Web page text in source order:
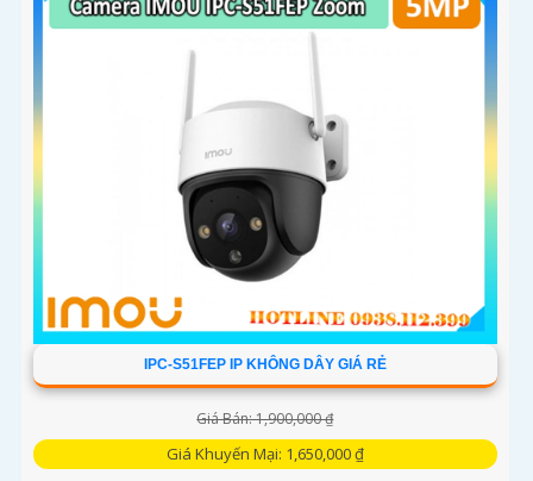
IPC-S51FEP IP KHÔNG DÂY GIÁ RẺ
Giá Bán: 1,900,000 ₫
Giá Khuyến Mại: 1,650,000 ₫